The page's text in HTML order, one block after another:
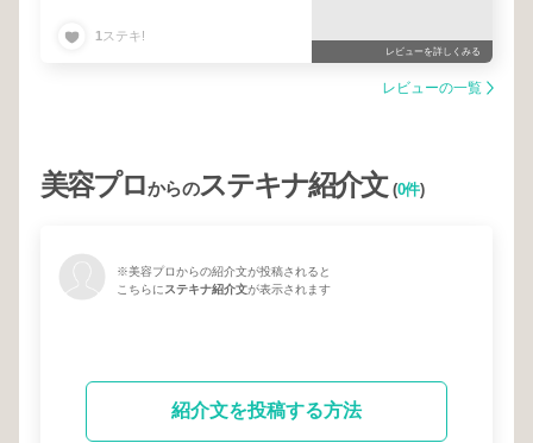
1 ステキ!
レビューを詳しくみる
レビューの一覧
美容プロからのステキナ紹介文(0件)
※美容プロからの紹介文が投稿されると
こちらにステキナ紹介文が表示されます
紹介文を投稿する方法